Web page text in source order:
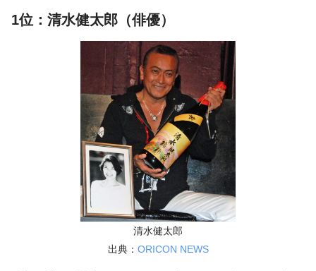
1位：清水健太郎（俳優）
清水健太郎
出典： ORICON NEWS